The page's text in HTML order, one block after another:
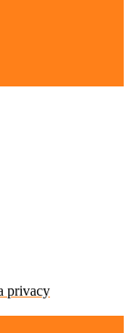
privacy